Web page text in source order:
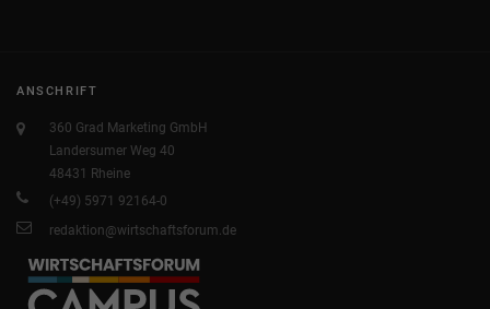
ANSCHRIFT
360 Grad Marketing GmbH
Landersumer Weg 40
48431 Rheine
(+49) 5971 92164-0
redaktion@wirtschaftsforum.de